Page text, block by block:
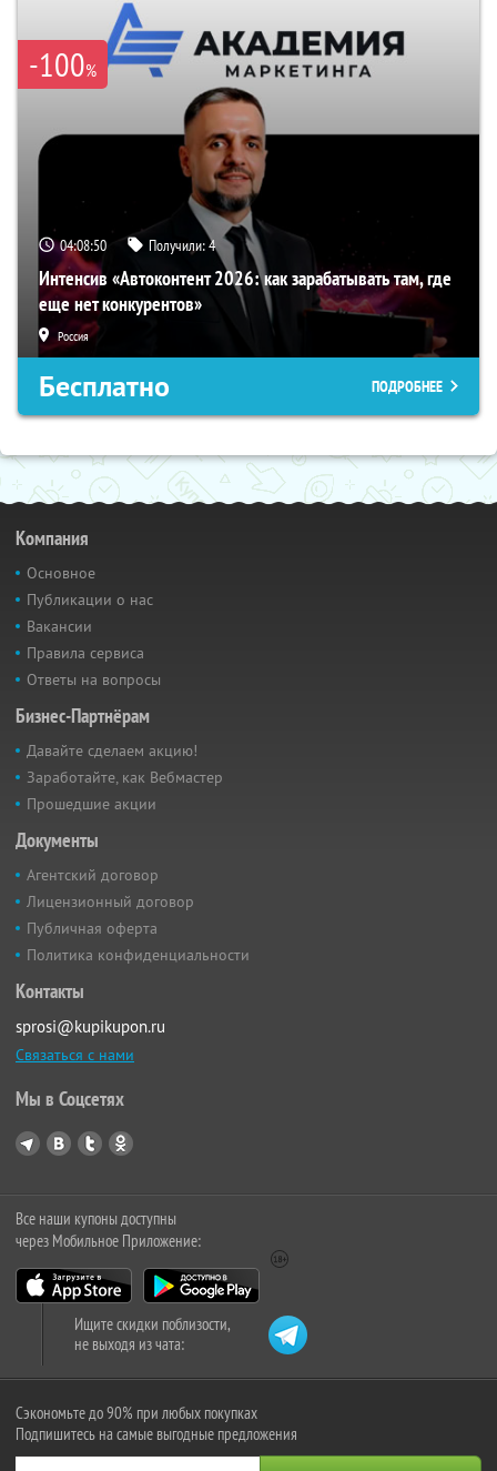
-100%
04:08:49 Получили:4
Интенсив «Автоконтент 2026: как зарабатывать там, где
еще нет конкурентов»
Россия
Бесплатно ПОДРОБНЕЕ
Компания
Основное
Публикации о нас
Вакансии
Правила сервиса
Ответы на вопросы
Бизнес-Партнёрам
Давайте сделаем акцию!
Заработайте, как Вебмастер
Прошедшие акции
Документы
Агентский договор
Лицензионный договор
Публичная оферта
Политика конфиденциальности
Контакты
sprosi@kupikupon.ru
Связаться с нами
Мы в Соцсетях
Все наши купоны доступны
через Мобильное Приложение:
Ищите скидки поблизости,
не выходя из чата:
Сэкономьте до 90% при любых покупках
Подпишитесь на самые выгодные предложения